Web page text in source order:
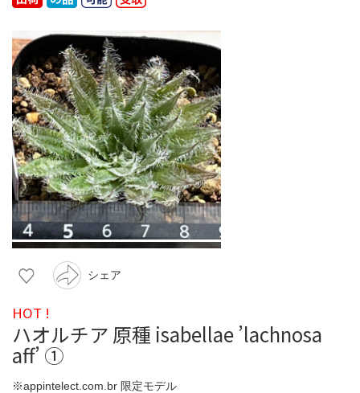
シェア
HOT !
ハオルチア 原種 isabellae ’lachnosa
aff’ ①
※appintelect.com.br 限定モデル